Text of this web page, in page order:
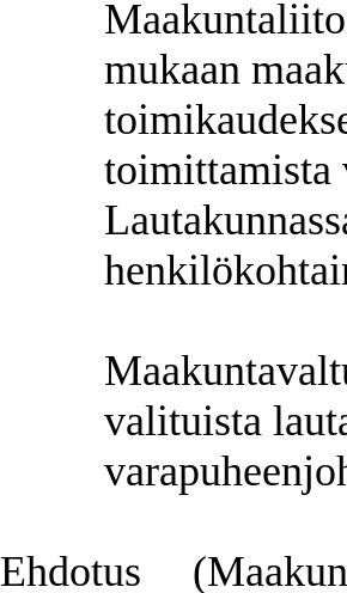
mukaan
toimittamista
valituista
Ehdotus